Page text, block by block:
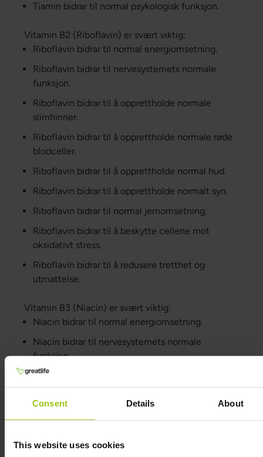
Consent Details About
This website uses cookies
Tiamin bidrar til normal psykologisk funksjon.
Vitamin B2 (Riboflavin) er svært viktig:
Riboflavin bidrar til normal energiomsetning.
Riboflavin bidrar til nervesystemets normale
funksjon.
Riboflavin bidrar til å opprettholde normale
slimhinner.
Riboflavin bidrar til å opprettholde normale røde
blodceller.
Riboflavin bidrar til å opprettholde normal hud.
Riboflavin bidrar til å opprettholde normalt syn.
Riboflavin bidrar til normal jernomsetning.
Riboflavin bidrar til å beskytte cellene mot
oksidativt stress.
Riboflavin bidrar til å redusere tretthet og
utmattelse.
Vitamin B3 (Niacin) er svært viktig:
Niacin bidrar til normal energiomsetning.
Niacin bidrar til nervesystemets normale
funksjon.
Niacin bidrar til normal psykologisk funksjon.
slimhinner.
Niacin bidrar til å redusere tretthet og